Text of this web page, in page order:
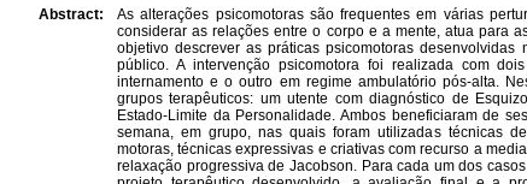
Abstract:
As alterações psicomotoras são frequentes em várias
considerar as relações entre o corpo e a mente, atua para
objetivo descrever as práticas psicomotoras
público. A intervenção psicomotora foi realizada com
internamento e o outro em regime ambulatório pós-alta.
grupos terapêuticos: um utente com diagnóstico de
Estado-Limite da Personalidade. Ambos beneficiaram de
semana, em grupo, nas quais foram utilizadas técnicas
motoras, técnicas expressivas e criativas com recurso a
relaxação progressiva de Jacobson. Para cada um dos